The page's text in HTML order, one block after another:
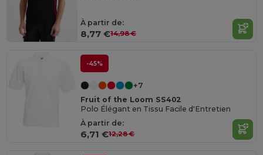
À partir de:
8,77 €14,98 €
-45%
+7
Fruit of the Loom SS402
Polo Élégant en Tissu Facile d'Entretien
À partir de:
6,71 €12,28 €